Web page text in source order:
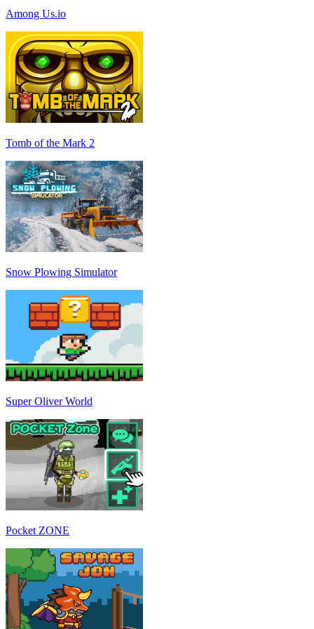
Among Us.io
Tomb of the Mark 2
Snow Plowing Simulator
Super Oliver World
Pocket ZONE